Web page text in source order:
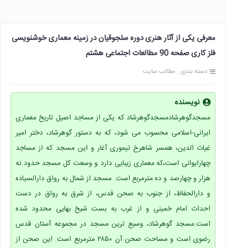
معرفی یکی از آثار هنری دوره سلجوقیان در زمینه معماری خوشنویسی
فلز کاری صفحه 90 مطالعات اجتماعی هشتم
دسته بندی : مطالب سایت
نویسنده
مسجدگوهرشادمسجدگوهرشاد که یکی از مساجد اصیل تاریخ معماری
ایرانی-اسلامی محسوب می شود، که به دستور گوهرشاد، دختر امیر
غیاث الدین، همسر شاهرخ تیموری آغار و این مسجد که از مساجد
چهارایوانی است،که معماری زیبایی دارد و وسعت کل مسجد حدود نه
هزار و چهارصد و ده مترمربع است. مسجد از شمال به رواق دارالسیاده
و دارالحفاظ، از جنوب به صحن قدس، از شرق به رواق در دست
احداث امام خمینی و از غرب به بست شیخ بهایی محدود شده
است.مسجد گوهرشاد، وسیع ترین مسجد در مجموعه آستان قدس
رضوی است و مساحت صحن آن ۲۸۵۰ مترمربع است. این صحن از